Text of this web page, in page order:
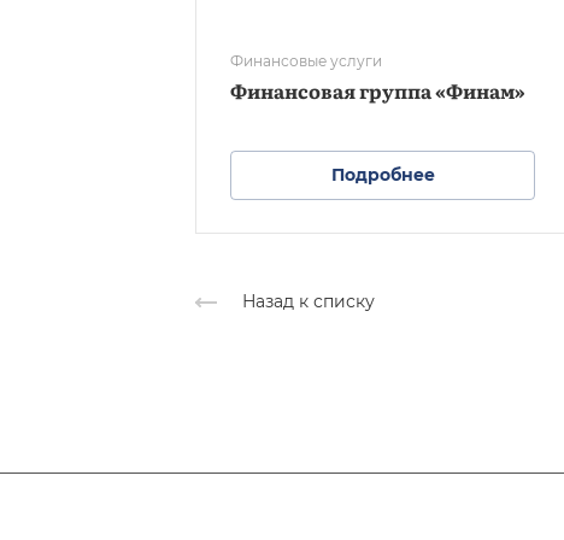
Финансовые услуги
Финансовая группа «Финам»
Подробнее
Назад к списку